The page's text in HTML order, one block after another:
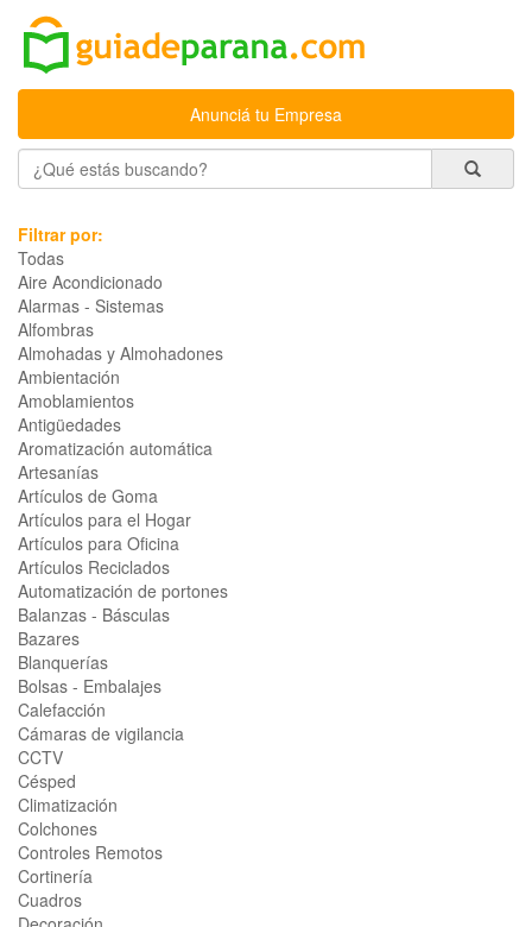
Anunciá tu Empresa
Filtrar por:
Todas
Aire Acondicionado
Alarmas - Sistemas
Alfombras
Almohadas y Almohadones
Ambientación
Amoblamientos
Antigüedades
Aromatización automática
Artesanías
Artículos de Goma
Artículos para el Hogar
Artículos para Oficina
Artículos Reciclados
Automatización de portones
Balanzas - Básculas
Bazares
Blanquerías
Bolsas - Embalajes
Calefacción
Cámaras de vigilancia
CCTV
Césped
Climatización
Colchones
Controles Remotos
Cortinería
Cuadros